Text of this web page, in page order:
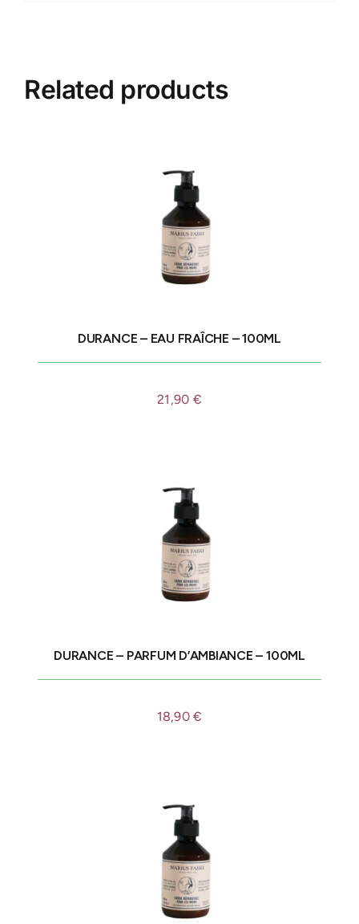
Related products
DURANCE – EAU FRAÎCHE – 100ML
21,90 €
DURANCE – PARFUM D’AMBIANCE – 100ML
18,90€